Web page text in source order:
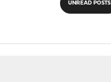
UNREAD POSTS